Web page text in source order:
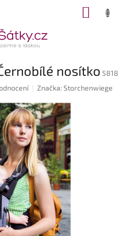
nosítko 5818
Značka:Storchenwiege